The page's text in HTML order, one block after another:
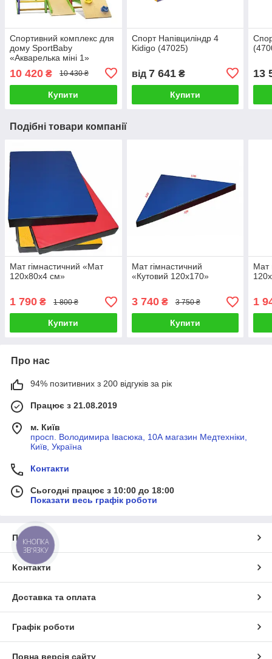
Спортивний комплекс для
дому SportBaby
«Акварелька міні 1»
10 420 ₴ 10 430 ₴
Купити
Спорт Напівциліндр 4
Kidigo (47025)
від 7 641₴
Купити
13
Подібні товари компанії
Мат гімнастичний «Мат
120х80х4 см»
1 790 ₴ 1 800 ₴
Купити
Мат гімнастичний
«Кутовий 120х170»
3 740₴ 3 750 ₴
Купити
Мат
1
Про нас
94% позитивних з 200 відгуків за рік
Працює з 21.08.2019
м. Київ
просп. Володимира Івасюка, 10А магазин Медтехніки,
Київ, Україна
Контакти
Сьогодні працює з 10:00 до 18:00
Показати весь графік роботи
Про нас
Контакти
Доставка та оплата
Графік роботи
Повна версія сайту
КНОПКА
ЗВ'ЯЗКУ